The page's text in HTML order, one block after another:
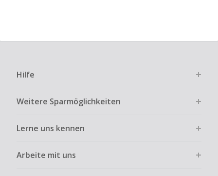
Hilfe
Weitere Sparmöglichkeiten
Lerne uns kennen
Arbeite mit uns